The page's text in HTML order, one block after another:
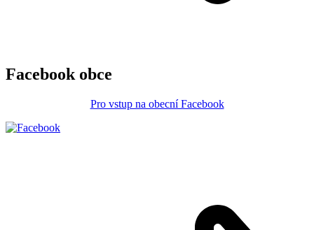
Facebook obce
Pro vstup na obecní Facebook